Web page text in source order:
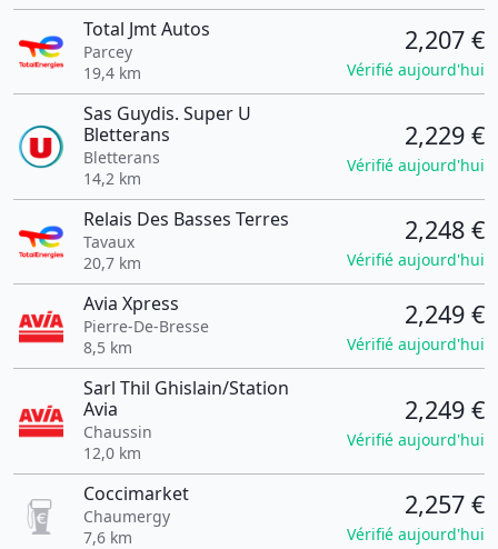
Total Jmt Autos
Parcey
19,4 km
2,207 €
Vérifié aujourd'hui
Sas Guydis. Super U
Bletterans
Bletterans
14,2 km
2,229 €
Vérifié aujourd'hui
Relais Des Basses Terres
Tavaux
20,7 km
2,248 €
Vérifié aujourd'hui
Avia Xpress
Pierre-De-Bresse
8,5 km
2,249 €
Vérifié aujourd'hui
Sarl Thil Ghislain/Station
Avia
Chaussin
12,0 km
2,249 €
Vérifié aujourd'hui
Coccimarket
Chaumergy
7,6 km
2,257 €
Vérifié aujourd'hui